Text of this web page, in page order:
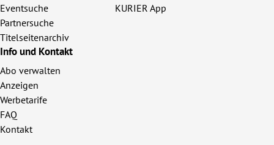
Eventsuche
Partnersuche
Titelseitenarchiv
KURIER App
Info und Kontakt
Abo verwalten
Anzeigen
Werbetarife
FAQ
Kontakt